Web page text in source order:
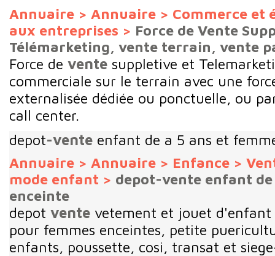
Annuaire > Annuaire > Commerce et
aux entreprises > Force de Vente
Télémarketing, vente terrain, vente
Force de vente suppletive et
commerciale sur le terrain avec une
externalisée dédiée ou ponctuelle, ou
call center.
depot-vente enfant de a 5 ans et
Annuaire > Annuaire > Enfance >
mode enfant > depot-vente enfant
enceinte
depot vente vetement et jouet d'enfant
pour femmes enceintes, petite
enfants, poussette, cosi, transat et